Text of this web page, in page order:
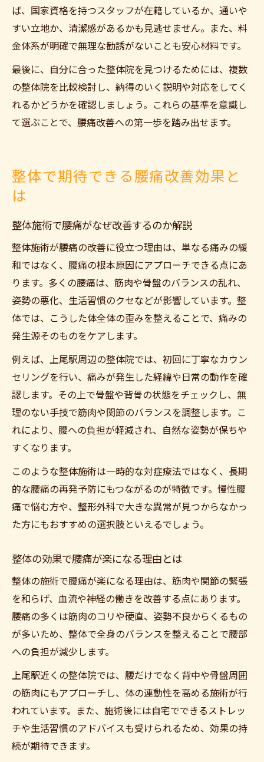
ば、国家資格を持つスタッフが在籍しているか、通いや
すい立地か、清潔感があるかも見逃せません。また、料
金体系が明確で無理な勧誘がないことも安心材料です。
最後に、自分に合った整体院を見つけるためには、複数
の整体院を比較検討し、納得のいく説明や対応をしてく
れるかどうかを確認しましょう。これらの基準を意識し
て選ぶことで、腰痛改善への第一歩を踏み出せます。
整体で期待できる腰痛改善効果と
は
整体施術で腰痛がなぜ改善するのか解説
整体施術が腰痛の改善に役立つ理由は、単なる痛みの緩
和ではなく、腰痛の根本原因にアプローチできる点にあ
ります。多くの腰痛は、筋肉や骨盤のバランスの乱れ、
姿勢の悪化、生活習慣のクセなどが影響しています。整
体では、こうした体全体の歪みを整えることで、痛みの
発生源そのものをケアします。
例えば、上尾駅周辺の整体院では、初回に丁寧なカウン
セリングを行い、痛みが発生した経緯や日常の動作を確
認します。その上で骨盤や背骨の状態をチェックし、無
理のない手技で筋肉や関節のバランスを調整します。こ
れにより、腰への負担が軽減され、自然な姿勢が保ちや
すくなります。
このような整体施術は一時的な対症療法ではなく、長期
的な腰痛の再発予防にもつながるのが特徴です。慢性腰
痛で悩む方や、整形外科で大きな異常が見つからなかっ
た方にもおすすめの選択肢といえるでしょう。
整体の効果で腰痛が楽になる理由とは
整体の施術で腰痛が楽になる理由は、筋肉や関節の緊張
を和らげ、血流や神経の働きを改善する点にあります。
腰痛の多くは筋肉のコリや硬直、姿勢不良からくるもの
が多いため、整体で全身のバランスを整えることで腰部
への負担が減少します。
上尾駅近くの整体院では、腰だけでなく背中や骨盤周囲
の筋肉にもアプローチし、体の連動性を高める施術が行
われています。また、施術後には自宅でできるストレッ
チや生活習慣のアドバイスも受けられるため、効果の持
続が期待できます。